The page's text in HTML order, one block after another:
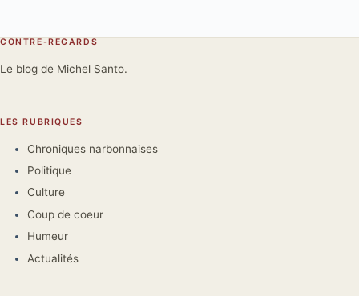
CONTRE-REGARDS
Le blog de Michel Santo.
LES RUBRIQUES
Chroniques narbonnaises
Politique
Culture
Coup de coeur
Humeur
Actualités